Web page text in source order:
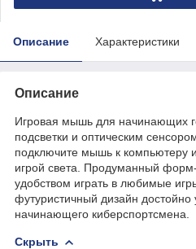
Описание Характеристики
Описание
Игровая мышь для начинающих
подсветки и оптическим
подключите мышь к компьютеру
игрой света. Продуманный
удобством играть в любимые
футуристичный дизайн достойно
начинающего киберспортсмена.
Скрыть